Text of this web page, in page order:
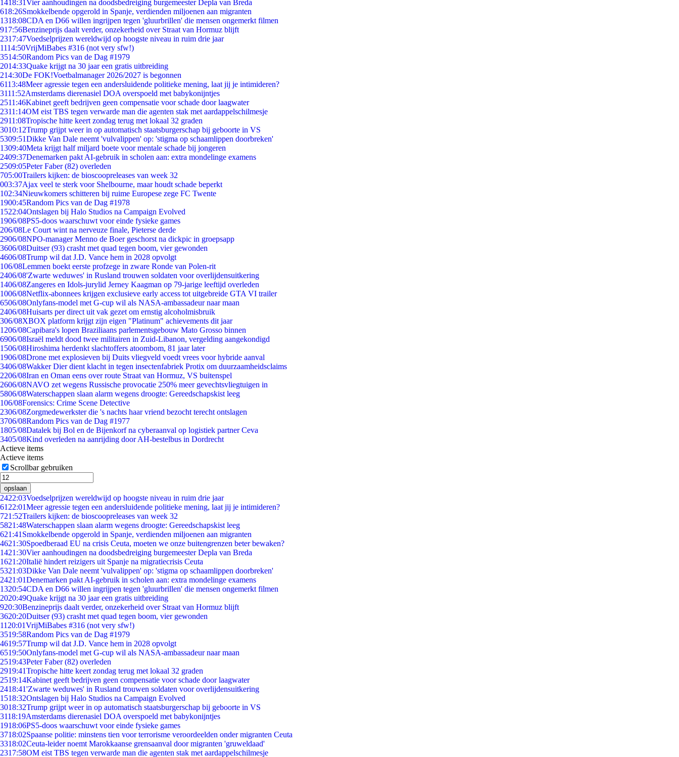
1418:31Vier aanhoudingen na doodsbedreiging burgemeester Depla van Breda
618:26Smokkelbende opgerold in Spanje, verdienden miljoenen aan migranten
1318:08CDA en D66 willen ingrijpen tegen 'gluurbrillen' die mensen ongemerkt filmen
917:56Benzineprijs daalt verder, onzekerheid over Straat van Hormuz blijft
2317:47Voedselprijzen wereldwijd op hoogste niveau in ruim drie jaar
1114:50VrijMiBabes #316 (not very sfw!)
3514:50Random Pics van de Dag #1979
2014:33Quake krijgt na 30 jaar een gratis uitbreiding
214:30De FOK!Voetbalmanager 2026/2027 is begonnen
6113:48Meer agressie tegen een andersluidende politieke mening, laat jij je intimideren?
3111:52Amsterdams dierenasiel DOA overspoeld met babykonijntjes
2511:46Kabinet geeft bedrijven geen compensatie voor schade door laagwater
2311:14OM eist TBS tegen verwarde man die agenten stak met aardappelschilmesje
2911:08Tropische hitte keert zondag terug met lokaal 32 graden
3010:12Trump grijpt weer in op automatisch staatsburgerschap bij geboorte in VS
5309:51Dikke Van Dale neemt 'vulvalippen' op: 'stigma op schaamlippen doorbreken'
1309:40Meta krijgt half miljard boete voor mentale schade bij jongeren
2409:37Denemarken pakt AI-gebruik in scholen aan: extra mondelinge examens
2509:05Peter Faber (82) overleden
705:00Trailers kijken: de bioscoopreleases van week 32
003:37Ajax veel te sterk voor Shelbourne, maar houdt schade beperkt
102:34Nieuwkomers schitteren bij ruime Europese zege FC Twente
1900:45Random Pics van de Dag #1978
1522:04Ontslagen bij Halo Studios na Campaign Evolved
1906/08PS5-doos waarschuwt voor einde fysieke games
206/08Le Court wint na nerveuze finale, Pieterse derde
2906/08NPO-manager Menno de Boer geschorst na dickpic in groepsapp
3606/08Duitser (93) crasht met quad tegen boom, vier gewonden
4606/08Trump wil dat J.D. Vance hem in 2028 opvolgt
106/08Lemmen boekt eerste profzege in zware Ronde van Polen-rit
2406/08'Zwarte weduwes' in Rusland trouwen soldaten voor overlijdensuitkering
1406/08Zangeres en Idols-jurylid Jerney Kaagman op 79-jarige leeftijd overleden
1006/08Netflix-abonnees krijgen exclusieve early access tot uitgebreide GTA VI trailer
6506/08Onlyfans-model met G-cup wil als NASA-ambassadeur naar maan
2406/08Huisarts per direct uit vak gezet om ernstig alcoholmisbruik
306/08XBOX platform krijgt zijn eigen "Platinum" achievements dit jaar
1206/08Capibara's lopen Braziliaans parlementsgebouw Mato Grosso binnen
6906/08Israël meldt dood twee militairen in Zuid-Libanon, vergelding aangekondigd
1506/08Hiroshima herdenkt slachtoffers atoombom, 81 jaar later
1906/08Drone met explosieven bij Duits vliegveld voedt vrees voor hybride aanval
3406/08Wakker Dier dient klacht in tegen insectenfabriek Protix om duurzaamheidsclaims
2206/08Iran en Oman eens over route Straat van Hormuz, VS buitenspel
2606/08NAVO zet wegens Russische provocatie 250% meer gevechtsvliegtuigen in
5806/08Waterschappen slaan alarm wegens droogte: Gereedschapskist leeg
106/08Forensics: Crime Scene Detective
2306/08Zorgmedewerkster die 's nachts haar vriend bezocht terecht ontslagen
3706/08Random Pics van de Dag #1977
1805/08Datalek bij Bol en de Bijenkorf na cyberaanval op logistiek partner Ceva
3405/08Kind overleden na aanrijding door AH-bestelbus in Dordrecht
Actieve items
Actieve items
Scrollbar gebruiken
opslaan
2422:03Voedselprijzen wereldwijd op hoogste niveau in ruim drie jaar
61 22:01Meer agressie tegen een andersluidende politieke mening, laat jij je intimideren?
721:52Trailers kijken: de bioscoopreleases van week 32
5821:48Waterschappen slaan alarm wegens droogte: Gereedschapskist leeg
621:41 Smokkelbende opgerold in Spanje, verdienden miljoenen aan migranten
4621:30Spoedberaad EU na crisis Ceuta, moeten we onze buitengrenzen beter bewaken?
1421:30Vier aanhoudingen na doodsbedreiging burgemeester Depla van Breda
1621:20Italië hindert reizigers uit Spanje na migratiecrisis Ceuta
5321:03Dikke Van Dale neemt 'vulvalippen' op: 'stigma op schaamlippen doorbreken'
2421:01Denemarken pakt AI-gebruik in scholen aan: extra mondelinge examens
1320:54CDA en D66 willen ingrijpen tegen 'gluurbrillen' die mensen ongemerkt filmen
2020:49Quake krijgt na 30 jaar een gratis uitbreiding
920:30Benzineprijs daalt verder, onzekerheid over Straat van Hormuz blijft
3620:20Duitser (93) crasht met quad tegen boom, vier gewonden
11 20:01VrijMiBabes #316 (not very sfw!)
3519:58Random Pics van de Dag #1979
4619:57Trump wil dat J.D. Vance hem in 2028 opvolgt
6519:50Onlyfans-model met G-cup wil als NASA-ambassadeur naar maan
2519:43Peter Faber (82) overleden
2919:41Tropische hitte keert zondag terug met lokaal 32 graden
2519:14Kabinet geeft bedrijven geen compensatie voor schade door laagwater
2418:41'Zwarte weduwes' in Rusland trouwen soldaten voor overlijdensuitkering
1518:32Ontslagen bij Halo Studios na Campaign Evolved
3018:32Trump grijpt weer in op automatisch staatsburgerschap bij geboorte in VS
3118:19Amsterdams dierenasiel DOA overspoeld met babykonijntjes
1918:06PS5-doos waarschuwt voor einde fysieke games
3718:02Spaanse politie: minstens tien voor terrorisme veroordeelden onder migranten Ceuta
3318:02Ceuta-leider noemt Marokkaanse grensaanval door migranten 'gruweldaad'
2317:58OM eist TBS tegen verwarde man die agenten stak met aardappelschilmesje